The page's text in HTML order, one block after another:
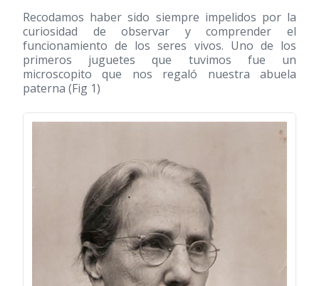
Recodamos haber sido siempre impelidos por la
curiosidad de observar y comprender el
funcionamiento de los seres vivos. Uno de los
primeros juguetes que tuvimos fue un
microscopito que nos regaló nuestra abuela
paterna (Fig 1)